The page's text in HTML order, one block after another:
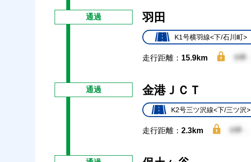
通過 羽田
K1号横羽線<下/石川町>
走行距離： 15.9km
通過 金港ＪＣＴ
K2号三ツ沢線<下/三ツ沢>
走行距離： 2.3km